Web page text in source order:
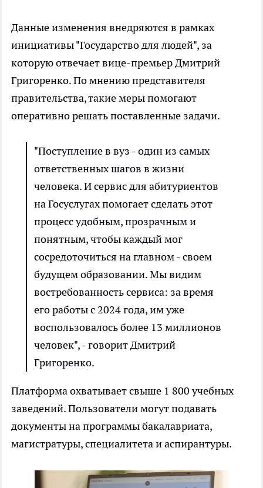
Данные изменения внедряются в рамках
инициативы "Государство для людей", за
которую отвечает вице-премьер Дмитрий
Григоренко. По мнению представителя
правительства, такие меры помогают
оперативно решать поставленные задачи.
"Поступление в вуз - один из самых
ответственных шагов в жизни
человека. И сервис для абитуриентов
на Госуслугах помогает сделать этот
процесс удобным, прозрачным и
понятным, чтобы каждый мог
сосредоточиться на главном - своем
будущем образовании. Мы видим
востребованность сервиса: за время
его работы с 2024 года, им уже
воспользовалось более 13 миллионов
человек", - говорит Дмитрий
Григоренко.
Платформа охватывает свыше 1 800 учебных
заведений. Пользователи могут подавать
документы на программы бакалавриата,
магистратуры, специалитета и аспирантуры.